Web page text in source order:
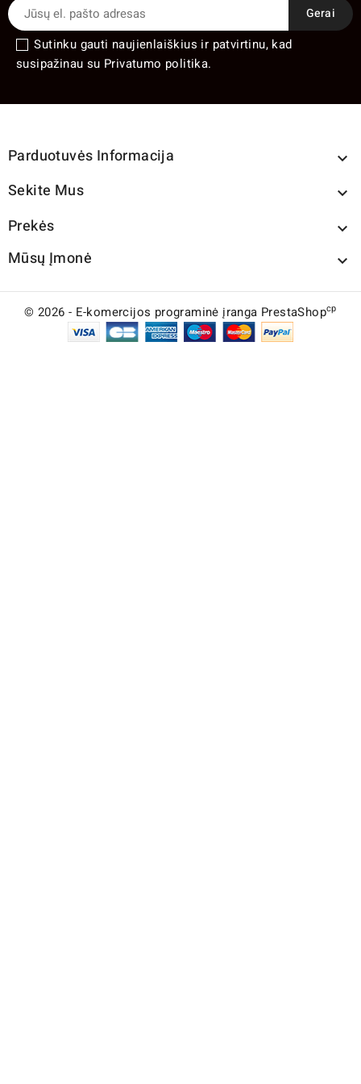
Sutinku gauti naujienlaiškius ir patvirtinu, kad
susipažinau su Privatumo politika.
Parduotuvės Informacija 
Sekite Mus 
Prekės 
Mūsų Įmonė 
© 2026 - E-komercijos programinė įranga PrestaShopcp